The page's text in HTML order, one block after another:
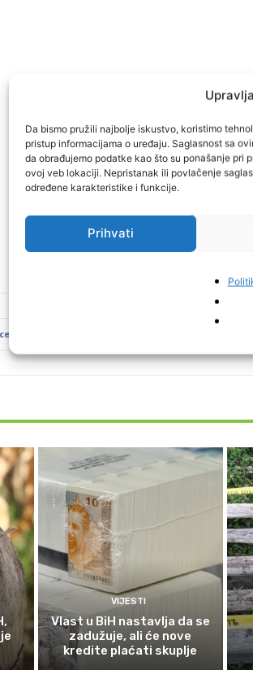
Da bismo pružili najbolje iskustvo, koristimo
pristup informacijama o uređaju. Saglasnost sa
da obrađujemo podatke kao što su ponašanje pri
ovoj veb lokaciji. Nepristanak ili povlačenje
određene karakteristike i funkcije.
Prihvati
VIJESTI
Vlast u BiH nastavlja da se
zadužuje, ali će nove
kredite plaćati skuplje